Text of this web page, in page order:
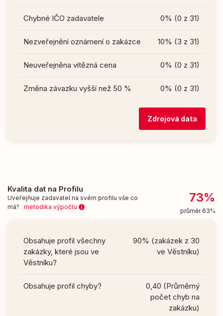
Chybné IČO zadavatele 0% (0 z 31)
Nezveřejnění oznámení o zakázce 10% (3 z 31)
Neuveřejněna vítězná cena 0% (0 z 31)
Změna závazku vyšší než 50 % 0% (0 z 31)
Zdrojová data
Kvalita dat na Profilu
Uveřejňuje zadavatel na svém profilu vše co
má? metodika výpočtu
73%
průměr 63%
Obsahuje profil všechny
zakázky, které jsou ve
Věstníku?
90% (zakázek z 30
ve Věstníku)
Obsahuje profil chyby?
0,40 (Průměrný
počet chyb na
zakázku)